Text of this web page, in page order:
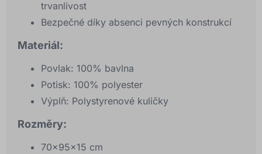
trvanlivost
Bezpečné díky absenci pevných konstrukcí
Materiál:
Povlak: 100% bavlna
Potisk: 100% polyester
Výplň: Polystyrenové kuličky
Rozměry:
70x95x15 cm